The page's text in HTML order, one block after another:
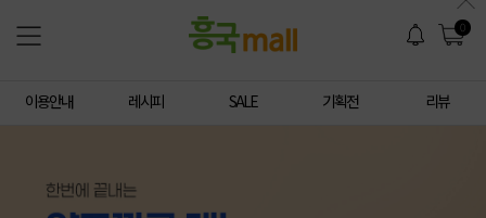
0
이용안내 레시피 SALE 기획전 리뷰